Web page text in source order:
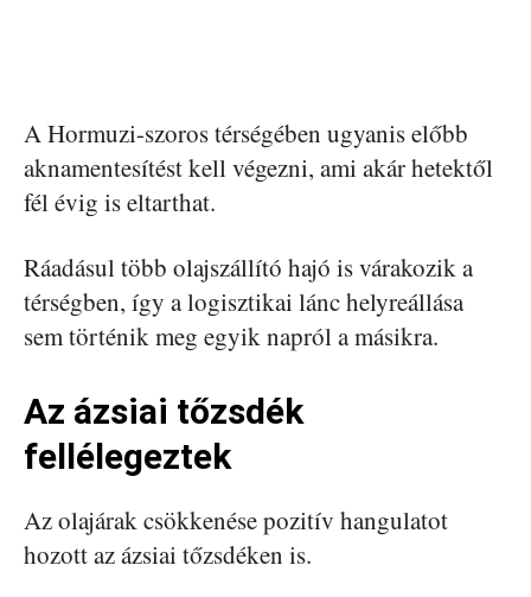
A Hormuzi-szoros térségében ugyanis előbb
aknamentesítést kell végezni, ami akár hetektől
fél évig is eltarthat.
Ráadásul több olajszállító hajó is várakozik a
térségben, így a logisztikai lánc helyreállása
sem történik meg egyik napról a másikra.
Az ázsiai tőzsdék
fellélegeztek
Az olajárak csökkenése pozitív hangulatot
hozott az ázsiai tőzsdéken is.